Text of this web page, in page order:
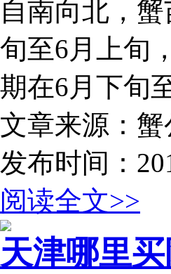
自南向北，
旬至6月上旬
期在6月下旬
文章来源：蟹
发布时间：
阅读全文>>
天津哪里